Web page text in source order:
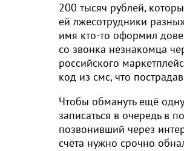
200 тысяч рублей,
ей лжесотрудники
имя кто-то оформил
со звонка незнакомца
российского
код из смс, что
Чтобы обмануть ещё
записаться в очередь в
позвонивший через
счёта нужно срочно